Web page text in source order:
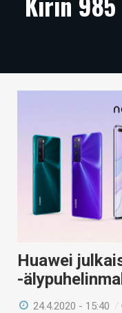
ARTIKKELIT
TECHBBS
HINTA.FI
KAUPPA
VAIHDA TEEMA
HAKU
Huawei
-
24.4.2020 - 15:40 /